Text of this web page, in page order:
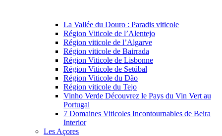
La Vallée du Douro : Paradis viticole
Région Viticole de l’Alentejo
Région viticole de l’Algarve
Région viticole de Bairrada
Région Viticole de Lisbonne
Région Viticole de Setúbal
Région Viticole du Dão
Région viticole du Tejo
Vinho Verde Découvrez le Pays du Vin Vert au
Portugal
7 Domaines Viticoles Incontournables de Beira
Interior
Les Açores